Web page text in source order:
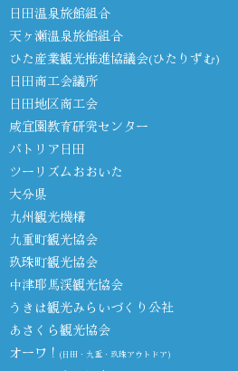
日田温泉旅館組合
天ヶ瀬温泉旅館組合
ひた産業観光推進協議会(ひたりずむ)
日田商工会議所
日田地区商工会
咸宜園教育研究センター
パトリア日田
ツーリズムおおいた
大分県
九州観光機構
九重町観光協会
玖珠町観光協会
中津耶馬渓観光協会
うきは観光みらいづくり公社
あさくら観光協会
オーワ！ (日田・九重・玖珠アウトドア)